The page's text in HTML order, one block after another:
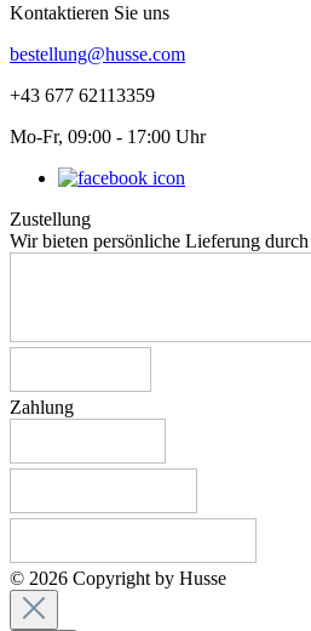
Kontaktieren Sie uns
bestellung@husse.com
+43 677 62113359
Mo-Fr, 09:00 - 17:00 Uhr
Zustellung
Wir bieten persönliche Lieferung
Zahlung
© 2026 Copyright by Husse